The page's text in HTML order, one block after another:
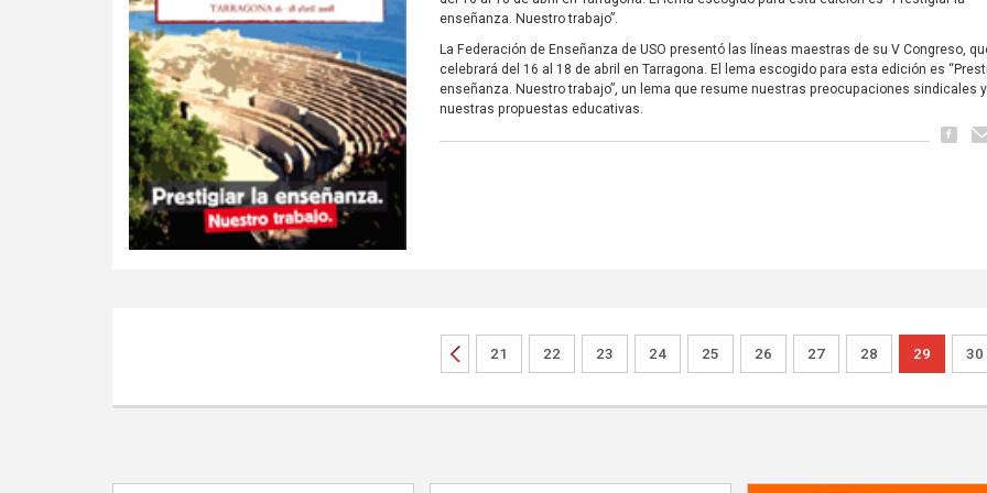
enseñanza. Nuestro trabajo”.
La Federación de Enseñanza de USO presentó las líneas maestras de su V Congreso,
celebrará del 16 al 18 de abril en Tarragona. El lema escogido para esta edición es
enseñanza. Nuestro trabajo”, un lema que resume nuestras preocupaciones sindicales y
nuestras propuestas educativas.
21 22 23 24 25 26 27 28 29 30